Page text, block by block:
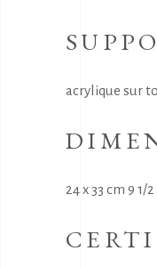
acrylique sur
24 x 33 cm 9 1/2